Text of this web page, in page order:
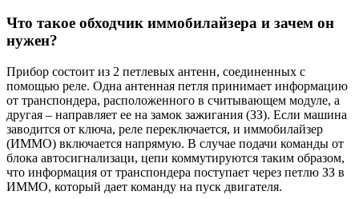
Что такое обходчик иммобилайзера и зачем он
нужен?
Прибор состоит из 2 петлевых антенн, соединенных с
помощью реле. Одна антенная петля принимает информацию
от транспондера, расположенного в считывающем модуле, а
другая – направляет ее на замок зажигания (ЗЗ). Если машина
заводится от ключа, реле переключается, и иммобилайзер
(ИММО) включается напрямую. В случае подачи команды от
блока автосигнализаци, цепи коммутируются таким образом,
что информация от транспондера поступает через петлю ЗЗ в
ИММО, который дает команду на пуск двигателя.